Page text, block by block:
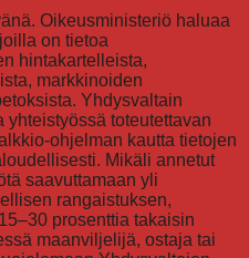
Oikeusministeriö haluaa
on tietoa
hintakartelleista,
markkinoiden
Yhdysvaltain
yhteistyössä toteutettavan
ohjelman kautta tietojen
Mikäli annetut
saavuttamaan yli
rangaistuksen,
prosenttia takaisin
maanviljelijä, ostaja tai